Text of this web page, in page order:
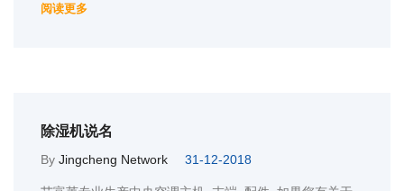
阅读更多
除湿机说名
By Jingcheng Network 31-12-2018